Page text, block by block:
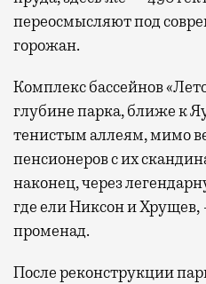
переосмысляют под
горожан.
Комплекс бассейнов
глубине парка, ближе к
тенистым аллеям, мимо
пенсионеров с их
наконец, через
где ели Никсон и Хрущев,
променад.
После реконструкции